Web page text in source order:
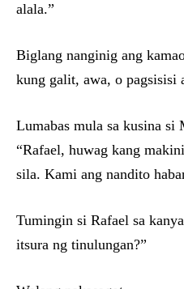
alala.”
Biglang nanginig ang
kung galit, awa, o pagsisisi
Lumabas mula sa kusina si
“Rafael, huwag kang
sila. Kami ang nandito
Tumingin si Rafael sa
itsura ng tinulungan?”